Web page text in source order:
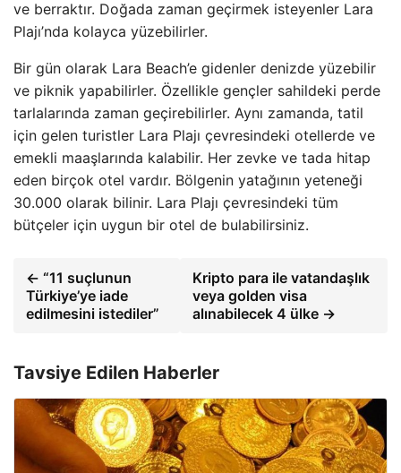
ve berraktır. Doğada zaman geçirmek isteyenler Lara
Plajı’nda kolayca yüzebilirler.
Bir gün olarak Lara Beach’e gidenler denizde yüzebilir
ve piknik yapabilirler. Özellikle gençler sahildeki perde
tarlalarında zaman geçirebilirler. Aynı zamanda, tatil
için gelen turistler Lara Plajı çevresindeki otellerde ve
emekli maaşlarında kalabilir. Her zevke ve tada hitap
eden birçok otel vardır. Bölgenin yatağının yeteneği
30.000 olarak bilinir. Lara Plajı çevresindeki tüm
bütçeler için uygun bir otel de bulabilirsiniz.
← “11 suçlunun
Türkiye’ye iade
edilmesini istediler”
Kripto para ile vatandaşlık
veya golden visa
alınabilecek 4 ülke →
Tavsiye Edilen Haberler